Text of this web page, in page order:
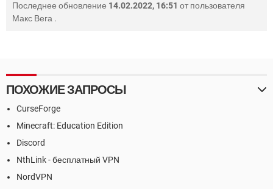
Последнее обновление 14.02.2022, 16:51 от пользователя
Макс Вега .
ПОХОЖИЕ ЗАПРОСЫ
CurseForge
Minecraft: Education Edition
Discord
NthLink - бесплатный VPN
NordVPN